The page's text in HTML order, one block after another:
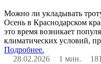
Можно ли укладывать
Осень в Краснодарском
это время возникает
климатических условий,
Подробнее.
28.02.2026
1 мин. 181